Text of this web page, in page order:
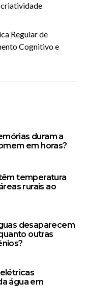
criatividade
Regular de
Cognitivo e
duram a
em horas?
temperatura
rurais ao
desaparecem
outras
água em